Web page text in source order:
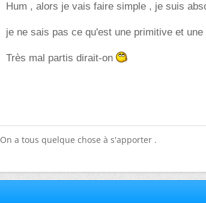
Hum , alors je vais faire simple , je suis
je ne sais pas ce qu'est une primitive et une
Très mal partis dirait-on
On a tous quelque chose à s'apporter .